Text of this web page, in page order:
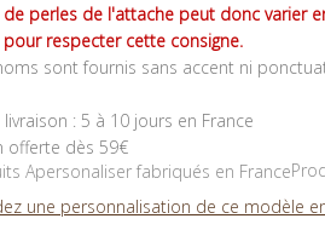
perles de l'attache peut donc varier
respecter cette consigne.
sont fournis sans accent ni
: 5 à 10 jours en France
offerte dès 59€
une personnalisation de ce modèle